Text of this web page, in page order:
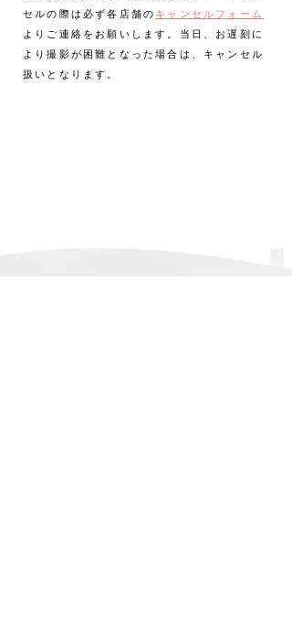
セルの際は必ず各店舗の キャンセルフォーム
よりご連絡をお願いします。当日、お遅刻に
より撮影が困難となった場合は、キャンセル
扱いとなります。